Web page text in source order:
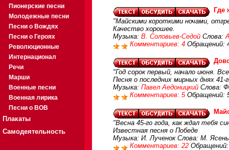
Пионерские песни
Молодежные песни
Песни о Вождях
Песни о Героях
Революционные
Интернационал
Речи
Марши
Военные песни
Военная лирика
Песни о ВОВ
Плакаты
Самодеятельность
Где
"Майскими короткими ночами,
Качество хорошее.
Музыка: В. Соловьев-Седой Слова:
Комментариев: 4 Обращений:
"Год сорок первый, начало июня.
Песня о последних мирных днях 41-
Музыка: Павел Аедоницкий Слова:
Комментариев: 5 Обращений:
"Весна 45-го года, как ждал тебя
Известная песня о Победе
Музыка: И. Лученок Слова: М.
Комментариев: 22 Обращений: